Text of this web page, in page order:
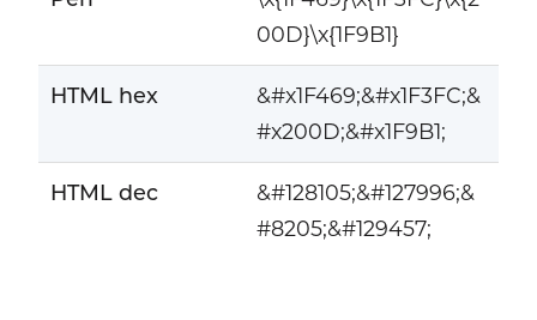
00D}\x{1F9B1}
HTML hex
&#x1F469;&#x1F3FC;&
#x200D;&#x1F9B1;
HTML dec
&#128105;&#127996;&
#8205;&#129457;